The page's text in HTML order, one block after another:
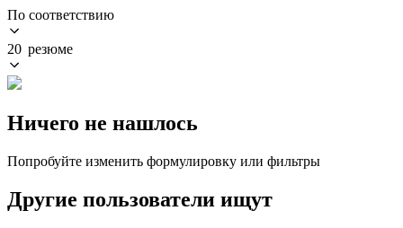
По соответствию
20 резюме
Ничего не нашлось
Попробуйте изменить формулировку или фильтры
Другие пользователи ищут